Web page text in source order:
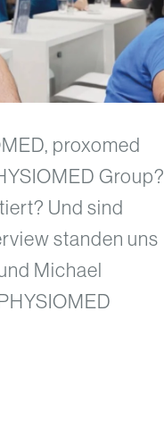
proxomed
Group?
Und sind
standen uns
Michael